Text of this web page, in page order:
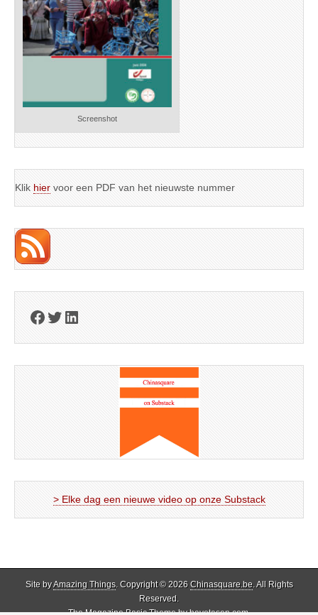
Screenshot
Klik hier voor een PDF van het nieuwste nummer
Facebook
Twitter
LinkedIn
> Elke dag een nieuwe video op onze Substack
Site byAmazing Things. Copyright © 2026 Chinasquare.be. All Rights
Reserved.
The Magazine Basic Theme bybavotasan.com.